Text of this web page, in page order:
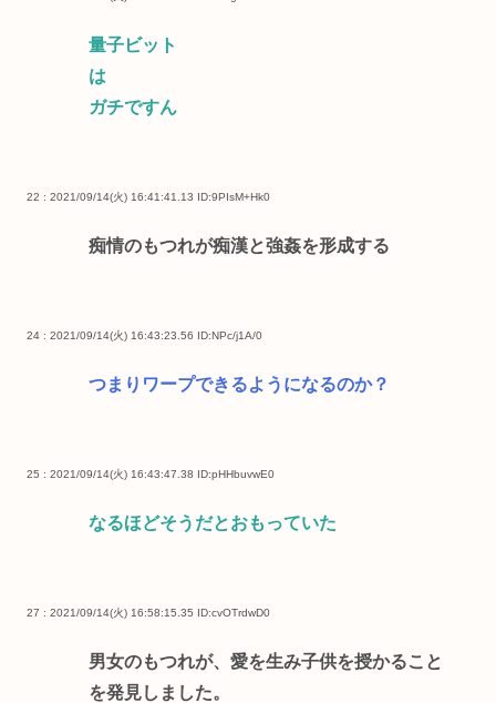
量子ビット
は
ガチですん
22 : 2021/09/14(火) 16:41:41.13 ID:9PIsM+Hk0
痴情のもつれが痴漢と強姦を形成する
24 : 2021/09/14(火) 16:43:23.56 ID:NPc/j1A/0
つまりワープできるようになるのか？
25 : 2021/09/14(火) 16:43:47.38 ID:pHHbuvwE0
なるほどそうだとおもっていた
27 : 2021/09/14(火) 16:58:15.35 ID:cvOTrdwD0
男女のもつれが、愛を生み子供を授かること
を発見しました。